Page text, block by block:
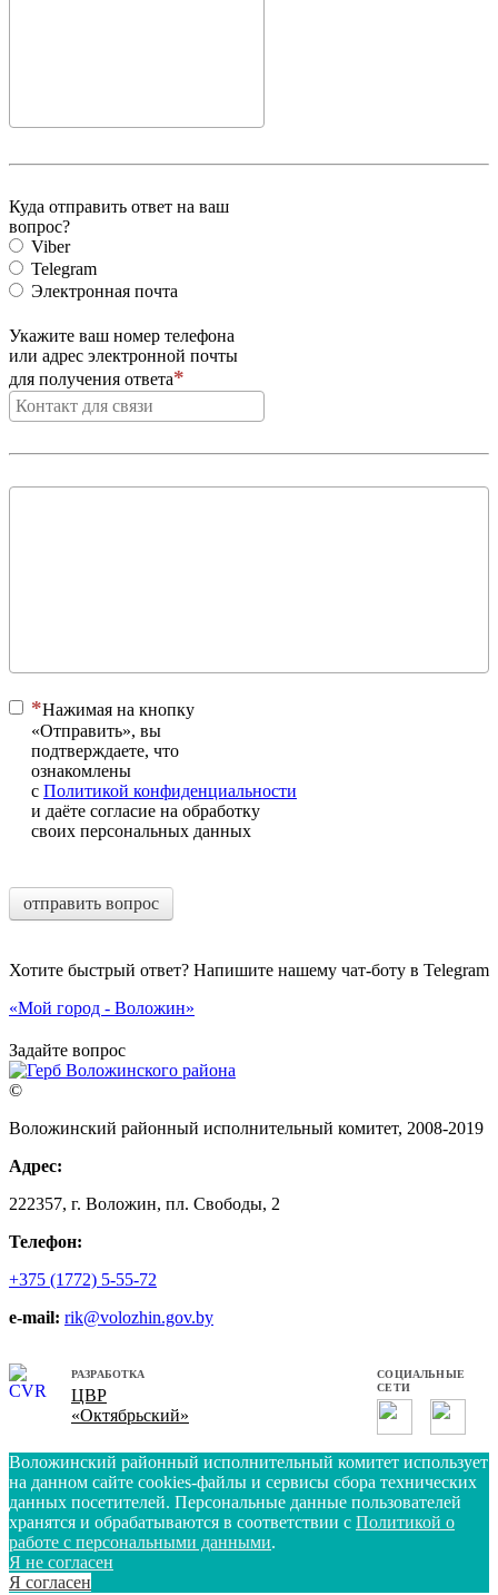
Куда отправить ответ на ваш
вопрос?
Viber
Telegram
Электронная почта
Укажите ваш номер телефона
или адрес электронной почты
для получения ответа
Нажимая на кнопку
«Отправить», вы
подтверждаете, что
ознакомлены
с Политикой конфиденциальности
и даёте согласие на обработку
своих персональных данных
отправить вопрос
Хотите быстрый ответ? Напишите нашему чат-боту в Telegram
«Мой город - Воложин»
Задайте вопрос
©
Воложинский районный исполнительный комитет, 2008-2019
Адрес:
222357, г. Воложин, пл. Свободы, 2
Телефон:
+375 (1772) 5-55-72
e-mail: rik@volozhin.gov.by
РАЗРАБОТКА
ЦВР
«Октябрьский»
СОЦИАЛЬНЫЕ
СЕТИ
Воложинский районный исполнительный комитет использует
на данном сайте cookies-файлы и сервисы сбора технических
данных посетителей. Персональные данные пользователей
хранятся и обрабатываются в соответствии с Политикой о
работе с персональными данными.
Я не согласен
Я согласен